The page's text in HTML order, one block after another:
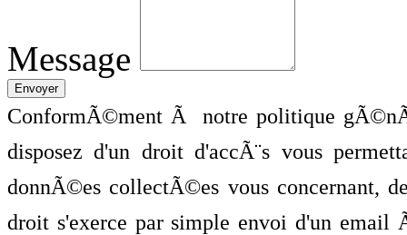
Message
ConformÃ©ment Ã notre politique
disposez d'un droit d'accÃ¨s vous
donnÃ©es collectÃ©es vous concernant,
droit s'exerce par simple envoi d'un